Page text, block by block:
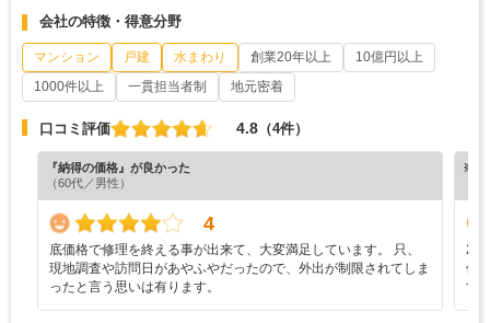
会社の特徴・得意分野
マンション 戸建 水まわり 創業20年以上
10億円以上
1000件以上
一貫担当者制 地元密着
口コミ評価 4.8 （4件）
『納得の価格』が良かった
（60代／男性）
4
底価格で修理を終える事が出来て、大変満足しています。 只、
現地調査や訪問日があやふやだったので、外出が制限されてしま
ったと言う思いは有ります。
※ホ
2年
修
す